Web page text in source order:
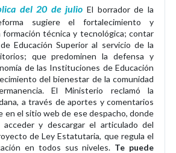
del 20 de julio El borrador de la
sugiere el fortalecimiento y
formación técnica y tecnológica; contar
Educación Superior al servicio de la
que predominen la defensa y
de las Instituciones de Educación
del bienestar de la comunidad
El Ministerio reclamó la
a través de aportes y comentarios
en el sitio web de ese despacho, donde
acceder y descargar el articulado del
de Ley Estatutaria, que regula el
en todos sus niveles. Te puede